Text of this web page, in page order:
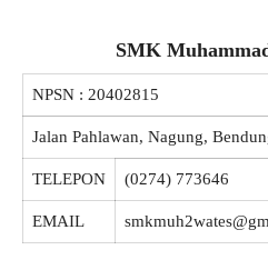
SMK
NPSN : 20402815
Jalan Pahlawan, Nagung,
TELEPON (0274) 773646
EMAIL